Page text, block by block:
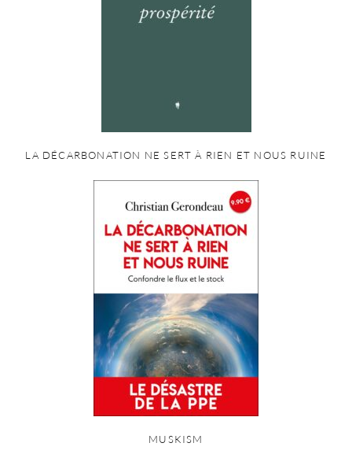
LA DÉCARBONATION NE SERT À RIEN ET NOUS RUINE
MUSKISM